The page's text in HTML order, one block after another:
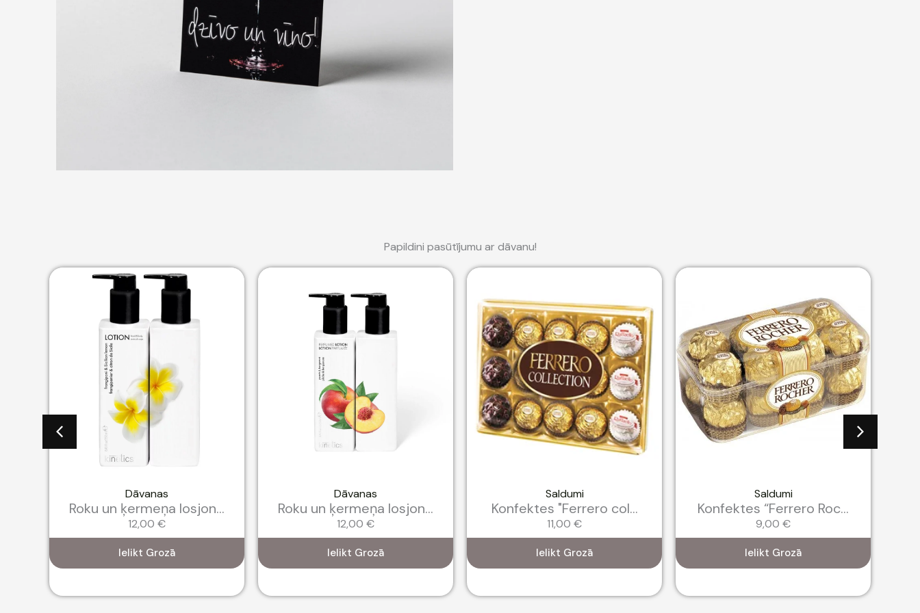
Papildini pasūtījumu ar dāvanu!
Dāvanas
Roku un ķermeņa losjon...
12,00 €
Ielikt Grozā
Dāvanas
Roku un ķermeņa losjon...
12,00 €
Ielikt Grozā
Saldumi
Konfektes "Ferrero col...
11,00 €
Ielikt Grozā
Saldumi
Konfektes “Ferrero Roc...
9,00 €
Ielikt Grozā